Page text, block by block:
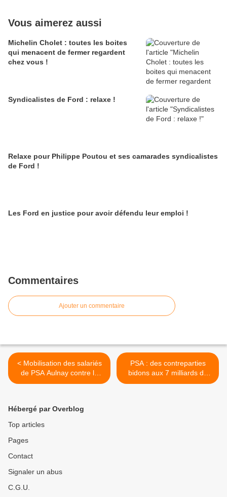
Vous aimerez aussi
Michelin Cholet : toutes les boites
qui menacent de fermer regardent
chez vous !
Syndicalistes de Ford : relaxe !
Relaxe pour Philippe Poutou et ses camarades syndicalistes
de Ford !
Les Ford en justice pour avoir défendu leur emploi !
Commentaires
Ajouter un commentaire
< Mobilisation des salariés
de PSA Aulnay contre le
coup de force de la
PSA : des contreparties
bidons aux 7 milliards de
garantie du gouvernement
Hébergé par Overblog
Top articles
Pages
Contact
Signaler un abus
C.G.U.